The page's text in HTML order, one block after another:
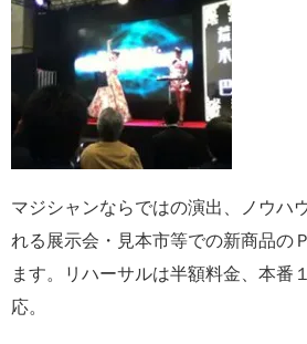
マジシャンならではの演出、ノウハ
れる展示会・見本市等での新商品の
ます。リハーサルは半額料金、本番
応。